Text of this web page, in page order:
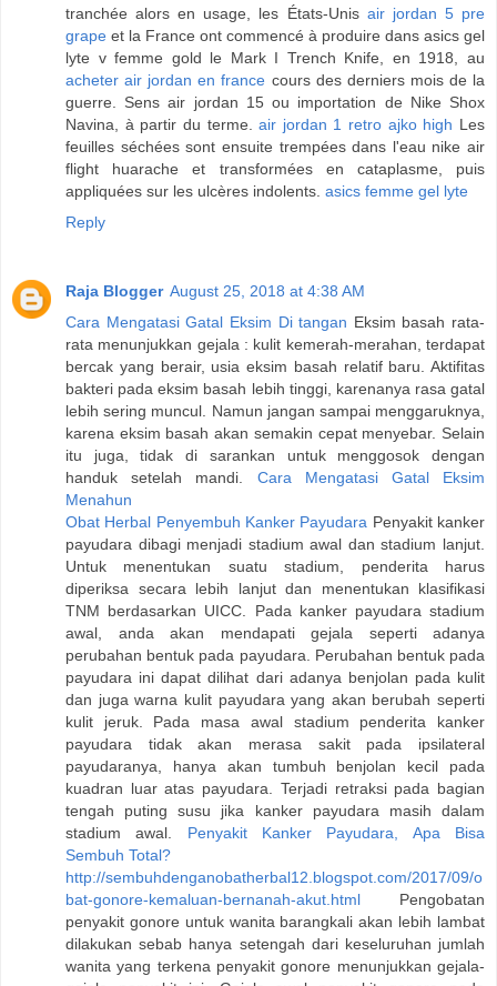
tranchée alors en usage, les États-Unis air jordan 5 pre
grape et la France ont commencé à produire dans asics gel
lyte v femme gold le Mark I Trench Knife, en 1918, au
acheter air jordan en france cours des derniers mois de la
guerre. Sens air jordan 15 ou importation de Nike Shox
Navina, à partir du terme.air jordan 1 retro ajko high Les
feuilles séchées sont ensuite trempées dans l'eau nike air
flight huarache et transformées en cataplasme, puis
appliquées sur les ulcères indolents. asics femme gel lyte
Reply
Raja Blogger August 25, 2018 at 4:38 AM
Cara Mengatasi Gatal Eksim Di tangan Eksim basah rata-
rata menunjukkan gejala : kulit kemerah-merahan, terdapat
bercak yang berair, usia eksim basah relatif baru. Aktifitas
bakteri pada eksim basah lebih tinggi, karenanya rasa gatal
lebih sering muncul. Namun jangan sampai menggaruknya,
karena eksim basah akan semakin cepat menyebar. Selain
itu juga, tidak di sarankan untuk menggosok dengan
handuk setelah mandi. Cara Mengatasi Gatal Eksim
Menahun
Obat Herbal Penyembuh Kanker Payudara Penyakit kanker
payudara dibagi menjadi stadium awal dan stadium lanjut.
Untuk menentukan suatu stadium, penderita harus
diperiksa secara lebih lanjut dan menentukan klasifikasi
TNM berdasarkan UICC. Pada kanker payudara stadium
awal, anda akan mendapati gejala seperti adanya
perubahan bentuk pada payudara. Perubahan bentuk pada
payudara ini dapat dilihat dari adanya benjolan pada kulit
dan juga warna kulit payudara yang akan berubah seperti
kulit jeruk. Pada masa awal stadium penderita kanker
payudara tidak akan merasa sakit pada ipsilateral
payudaranya, hanya akan tumbuh benjolan kecil pada
kuadran luar atas payudara. Terjadi retraksi pada bagian
tengah puting susu jika kanker payudara masih dalam
stadium awal. Penyakit Kanker Payudara, Apa Bisa
Sembuh Total?
http://sembuhdenganobatherbal12.blogspot.com/2017/09/o
bat-gonore-kemaluan-bernanah-akut.html Pengobatan
penyakit gonore untuk wanita barangkali akan lebih lambat
dilakukan sebab hanya setengah dari keseluruhan jumlah
wanita yang terkena penyakit gonore menunjukkan gejala-